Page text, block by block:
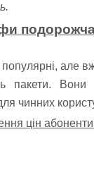
але
пакети. Вони
чинних
цін